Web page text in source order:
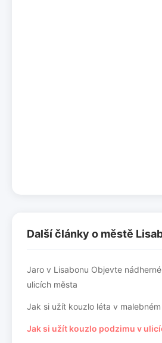
Další články o městě
Jaro v Lisabonu Objevte
ulicích města
Jak si užít kouzlo léta v
Jak si užít kouzlo podzimu v